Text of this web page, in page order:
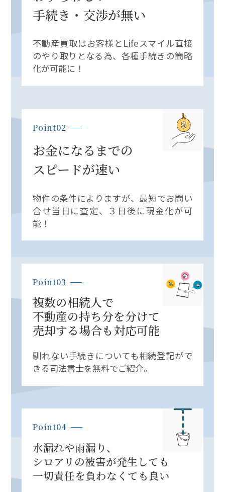
手続き・交渉が無い
不動産買取はお客様とLifeスマイル直接
のやり取りとなる為、 各種手続きの簡略
化が可能に！
Point02
お金になるまでの
スピードが速い
物件の条件によりますが、最短でお問い
合せ当日に査定、３日後に現金化が可
能！
Point03
複数の相続人で
不動産の持ち分を分けて
売却する場合も対応可能
馴れない手続きについても相続登記がで
きる司法書士を無料でご紹介。
Point04
水漏れや雨漏り、
シロアリの被害が発生しても
一切責任を負わなくても良い